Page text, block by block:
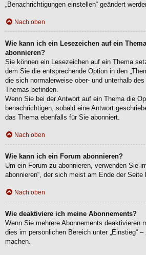
„Benachrichtigungen einstellen“ geändert
Nach oben
Wie kann ich ein Lesezeichen auf ein
abonnieren?
Sie können ein Lesezeichen auf ein Thema
dem Sie die entsprechende Option in den
die sich normalerweise ober- und unterhalb
Themas befinden.
Wenn Sie bei der Antwort auf ein Thema die
benachrichtigen, sobald eine Antwort
das Thema ebenfalls für Sie abonniert.
Nach oben
Wie kann ich ein Forum abonnieren?
Um ein Forum zu abonnieren, verwenden Sie
abonnieren“, der sich meist am Ende der Seite
Nach oben
Wie deaktiviere ich meine Abonnements?
Wenn Sie mehrere Abonnements deaktivieren
dies im persönlichen Bereich unter „Einstieg“ –
machen.